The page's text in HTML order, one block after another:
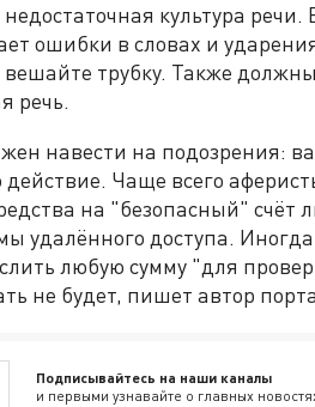
культура
ошибки в словах и
трубку. Также
речь.
навести на подозрения:
Чаще всего
на "безопасный" счёт
удалённого доступа.
любую сумму "для
не будет, пишет автор
Подписывайтесь на наши каналы
и первыми узнавайте о главных